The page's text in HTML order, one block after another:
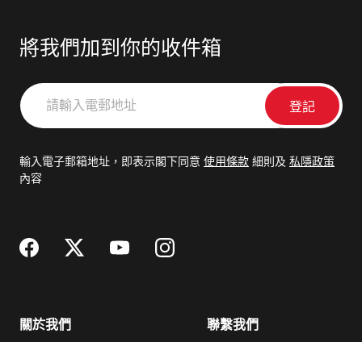
將我們加到你的收件箱
請
輸
郵
輸入電子郵箱地址，即表示閣下同意 使用條款 細則及 私隱政策
內容
關於我們 聯繫我們